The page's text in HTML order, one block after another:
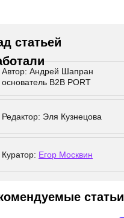
Автор: Андрей Шапран
основатель B2B PORT
Куратор: Егор Москвин
Редактор: Эля Кузнецова
статьей
статьи